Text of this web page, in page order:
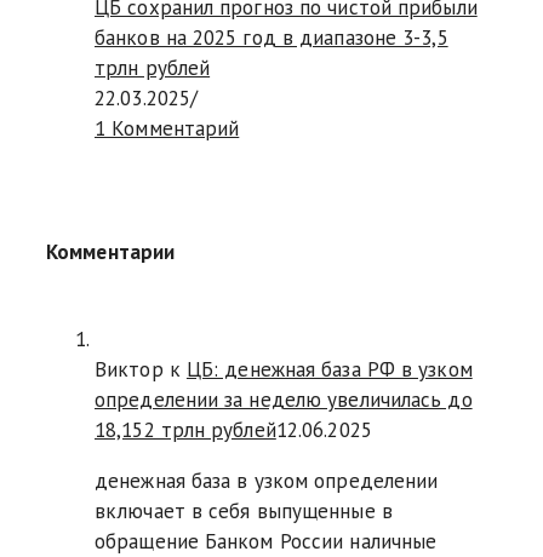
ЦБ сохранил прогноз по чистой прибыли
банков на 2025 год в диапазоне 3-3,5
трлн рублей
22.03.2025/
1 Комментарий
Комментарии
Виктор к ЦБ: денежная база РФ в узком
определении за неделю увеличилась до
18,152 трлн рублей12.06.2025
денежная база в узком определении
включает в себя выпущенные в
обращение Банком России наличные